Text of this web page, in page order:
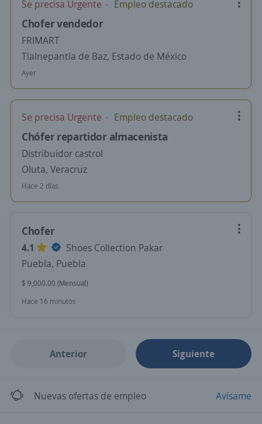
Se precisa Urgente Empleo destacado
Chofer vendedor
FRIMART
Tlalnepantla de Baz, Estado de México
Ayer
Se precisa Urgente Empleo destacado
Chófer repartidor almacenista
Distribuidor castrol
Oluta, Veracruz
Hace 2 días
Chofer
4.1
Shoes Collection Pakar
Puebla, Puebla
$ 9,000.00 (Mensual)
Hace 16 minutos
Anterior Siguiente
Nuevas ofertas de empleo Avísame